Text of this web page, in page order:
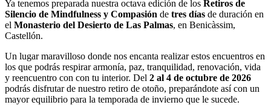
Ya tenemos preparada nuestra octava edición de los Retiros de
Silencio de Mindfulness y Compasión de tres días de duración en
el Monasterio del Desierto de Las Palmas, en Benicàssim,
Castellón.
Un lugar maravilloso donde nos encanta realizar estos encuentros en
los que podrás respirar armonía, paz, tranquilidad, renovación, vida
y reencuentro con con tu interior. Del 2 al 4 de octubre de 2026
podrás disfrutar de nuestro retiro de otoño, preparándote así con un
mayor equilibrio para la temporada de invierno que le sucede.